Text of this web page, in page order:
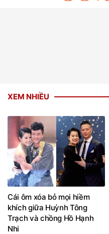
XEM NHIỀU
Cái ôm xóa bỏ mọi hiềm
khích giữa Huỳnh Tông
Trạch và chồng Hồ Hạnh
Nhi